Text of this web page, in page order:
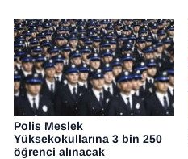
Polis Meslek
Yüksekokullarına 3 bin 250
öğrenci alınacak